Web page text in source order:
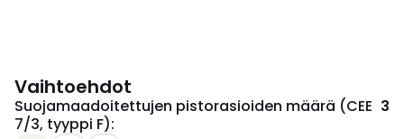
Vaihtoehdot
Suojamaadoitettujen pistorasioiden määrä (CEE
7/3, tyyppi F):
3